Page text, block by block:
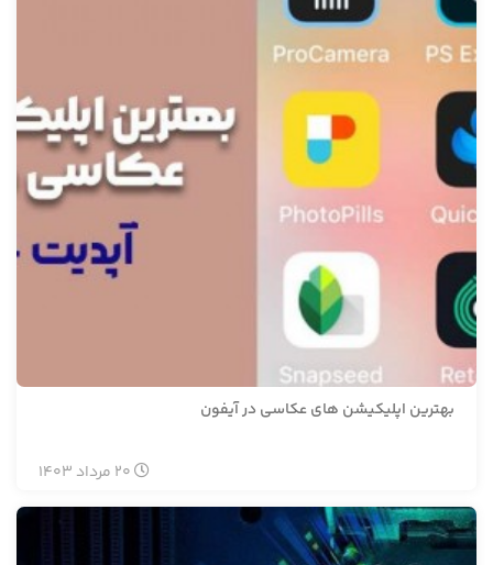
بهترین اپلیکیشن های عکاسی در آیفون
20 مرداد 1403